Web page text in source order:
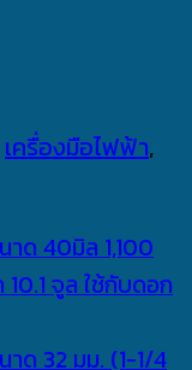
เครื่องมือไฟฟ้า,